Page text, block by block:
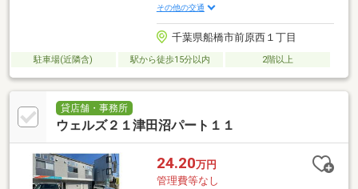
その他の交通
千葉県船橋市前原西１丁目
駐車場(近隣含) 駅から徒歩15分以内 2階以上
貸店舗・事務所
ウェルズ２１津田沼パート１１
24.20万円
管理費等なし